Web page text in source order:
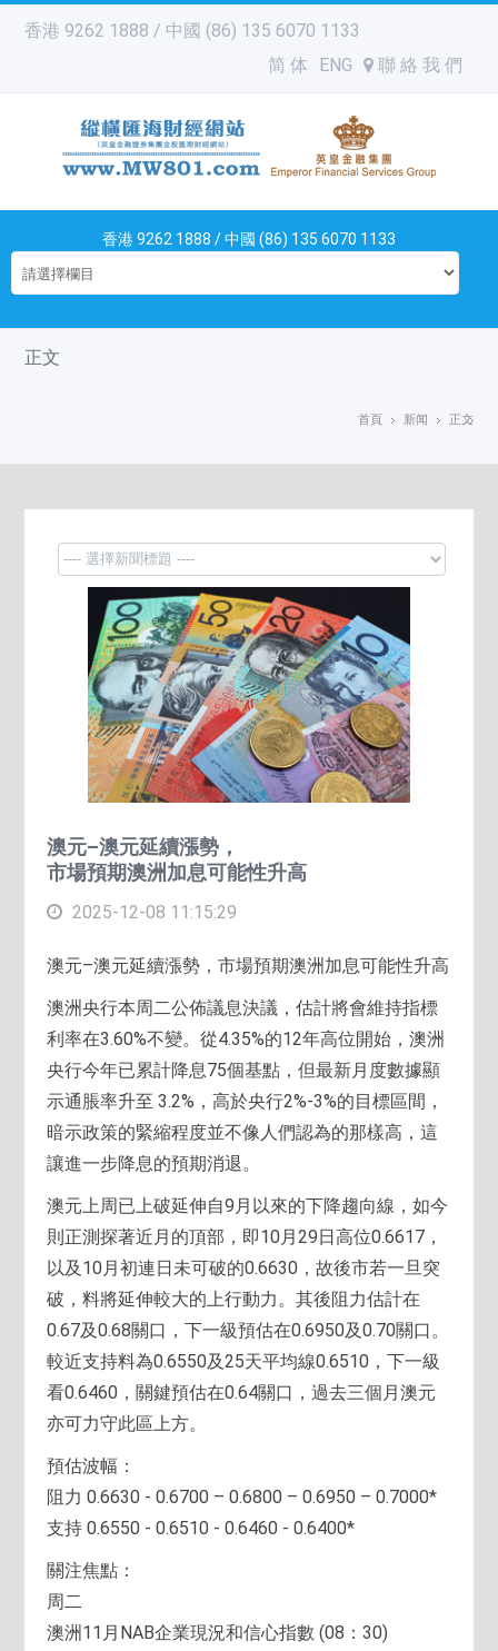
香港 9262 1888 / 中國 (86) 135 6070 1133
简 体
ENG 聯 絡 我 們
香港 9262 1888 / 中國 (86) 135 6070 1133
正文
首頁 新闻 正文
澳元–澳元延續漲勢，
市場預期澳洲加息可能性升高
2025-12-08 11:15:29
澳元–澳元延續漲勢，市場預期澳洲加息可能性升高
澳洲央行本周二公佈議息決議，估計將會維持指標
利率在3.60%不變。從4.35%的12年高位開始，澳洲
央行今年已累計降息75個基點，但最新月度數據顯
示通脹率升至 3.2%，高於央行2%-3%的目標區間，
暗示政策的緊縮程度並不像人們認為的那樣高，這
讓進一步降息的預期消退。
澳元上周已上破延伸自9月以來的下降趨向線，如今
則正測探著近月的頂部，即10月29日高位0.6617，
以及10月初連日未可破的0.6630，故後市若一旦突
破，料將延伸較大的上行動力。其後阻力估計在
0.67及0.68關口，下一級預估在0.6950及0.70關口。
較近支持料為0.6550及25天平均線0.6510，下一級
看0.6460，關鍵預估在0.64關口，過去三個月澳元
亦可力守此區上方。
預估波幅：
阻力 0.6630 - 0.6700 – 0.6800 – 0.6950 – 0.7000*
支持 0.6550 - 0.6510 - 0.6460 - 0.6400*
關注焦點：
周二
澳洲11月NAB企業現況和信心指數 (08：30)